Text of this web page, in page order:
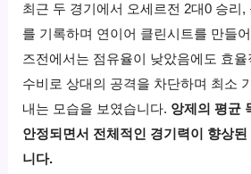
최근 두 경기에서 오세르전 2대0 승리,
를 기록하며 연이어 클린시트를 만들
즈전에서는 점유율이 낮았음에도 효
수비로 상대의 공격을 차단하며 최소
내는 모습을 보였습니다. 앙제의 평균
안정되면서 전체적인 경기력이 향상
니다.